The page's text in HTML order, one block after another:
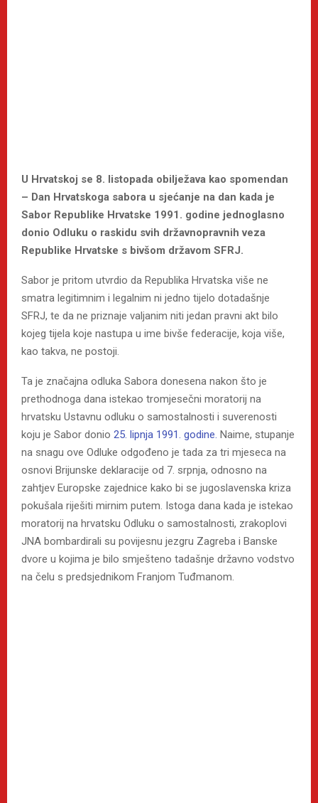
U Hrvatskoj se 8. listopada obilježava kao spomendan
– Dan Hrvatskoga sabora u sjećanje na dan kada je
Sabor Republike Hrvatske 1991. godine jednoglasno
donio Odluku o raskidu svih državnopravnih veza
Republike Hrvatske s bivšom državom SFRJ.
Sabor je pritom utvrdio da Republika Hrvatska više ne
smatra legitimnim i legalnim ni jedno tijelo dotadašnje
SFRJ, te da ne priznaje valjanim niti jedan pravni akt bilo
kojeg tijela koje nastupa u ime bivše federacije, koja više,
kao takva, ne postoji.
Ta je značajna odluka Sabora donesena nakon što je
prethodnoga dana istekao tromjesečni moratorij na
hrvatsku Ustavnu odluku o samostalnosti i suverenosti
koju je Sabor donio 25. lipnja 1991. godine. Naime, stupanje
na snagu ove Odluke odgođeno je tada za tri mjeseca na
osnovi Brijunske deklaracije od 7. srpnja, odnosno na
zahtjev Europske zajednice kako bi se jugoslavenska kriza
pokušala riješiti mirnim putem. Istoga dana kada je istekao
moratorij na hrvatsku Odluku o samostalnosti, zrakoplovi
JNA bombardirali su povijesnu jezgru Zagreba i Banske
dvore u kojima je bilo smješteno tadašnje državno vodstvo
na čelu s predsjednikom Franjom Tuđmanom.